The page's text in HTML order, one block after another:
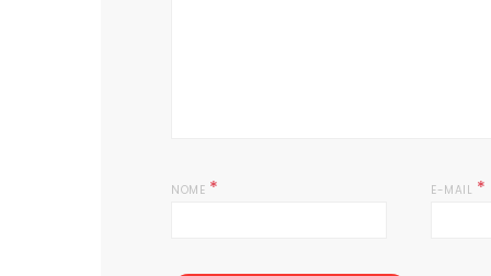
NOME * E-MAIL *